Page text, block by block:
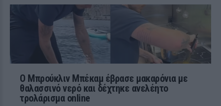
Ο Μπρούκλιν Μπέκαμ έβρασε μακαρόνια με
θαλασσινό νερό και δέχτηκε ανελέητο
τρολάρισμα online